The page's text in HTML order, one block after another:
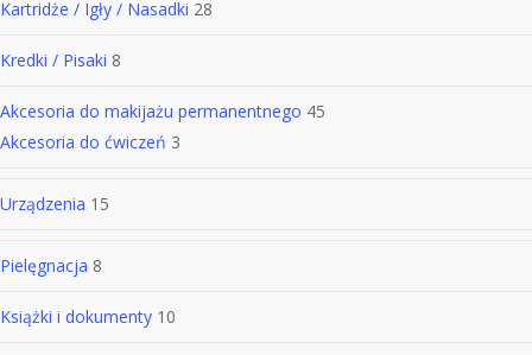
Kartridże / Igły / Nasadki 28
Kredki / Pisaki 8
Akcesoria do makijażu permanentnego 45
Akcesoria do ćwiczeń 3
Urządzenia 15
Pielęgnacja 8
Książki i dokumenty 10